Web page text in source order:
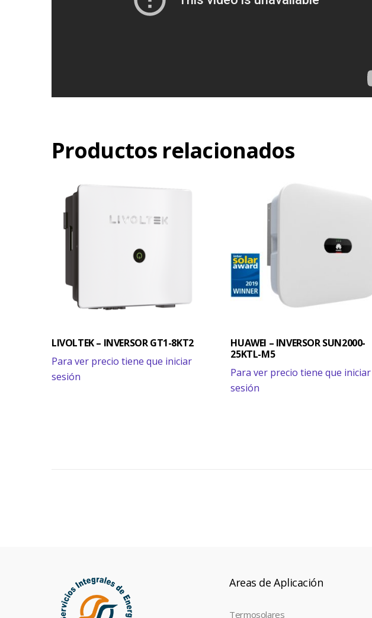
Productos relacionados
LIVOLTEK – INVERSOR GT1-8KT2
Para ver precio tiene que iniciar
sesión
HUAWEI – INVERSOR SUN2000-
25KTL-M5
Para ver precio tiene que iniciar
sesión
Areas de Aplicación
Termosolares